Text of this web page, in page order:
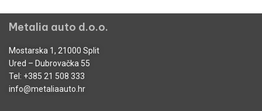
Metalia auto d.o.o.
Mostarska 1, 21000 Split
Ured – Dubrovačka 55
Tel: +385 21 508 333
info@metaliaauto.hr